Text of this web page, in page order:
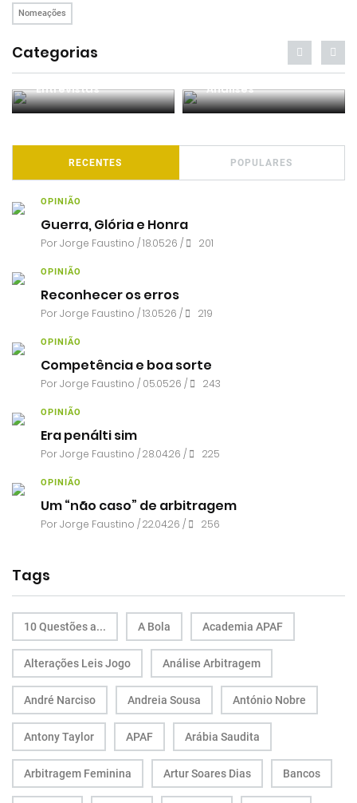
Nomeações
Categorias
Entrevistas Análises
RECENTES POPULARES
OPINIÃO
Guerra, Glória e Honra
PorJorge Faustino / 18.05.26 / 201
OPINIÃO
Reconhecer os erros
PorJorge Faustino / 13.05.26 / 219
OPINIÃO
Competência e boa sorte
PorJorge Faustino / 05.05.26 / 243
OPINIÃO
Era penálti sim
PorJorge Faustino / 28.04.26 / 225
OPINIÃO
Um “não caso” de arbitragem
PorJorge Faustino / 22.04.26 / 256
Tags
10 Questões a... A Bola Academia APAF
Alterações Leis Jogo Análise Arbitragem
André Narciso Andreia Sousa António Nobre
Antony Taylor APAF Arábia Saudita
Arbitragem Feminina Artur Soares Dias Bancos